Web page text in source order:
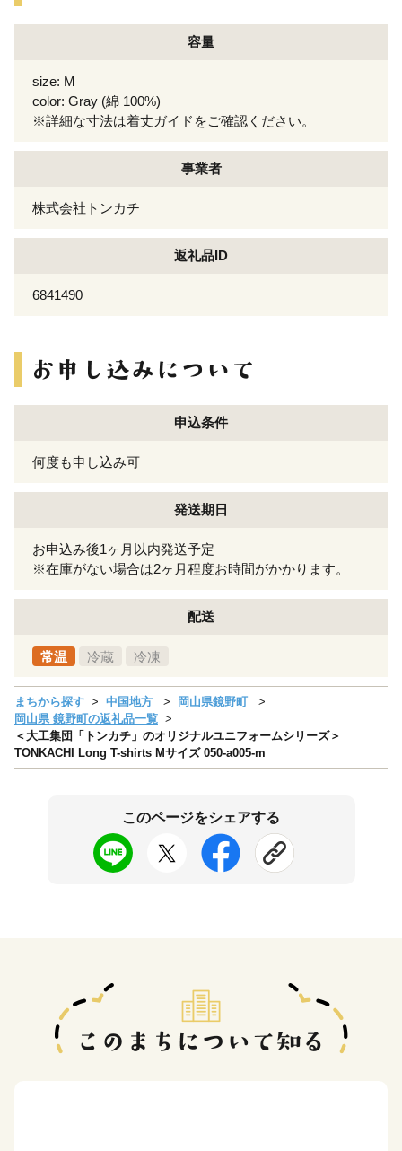
容量
size: M
color: Gray (綿 100%)
※詳細な寸法は着丈ガイドをご確認ください。
事業者
株式会社トンカチ
返礼品ID
6841490
申込条件
何度も申し込み可
発送期日
お申込み後1ヶ月以内発送予定
※在庫がない場合は2ヶ月程度お時間がかかります。
配送
常温 冷蔵 冷凍
まちから探す 中国地方
岡山県鏡野町
岡山県 鏡野町の返礼品一覧
＜大工集団「トンカチ」のオリジナルユニフォームシリーズ＞
TONKACHI Long T-shirts Mサイズ 050-a005-m
このページをシェアする